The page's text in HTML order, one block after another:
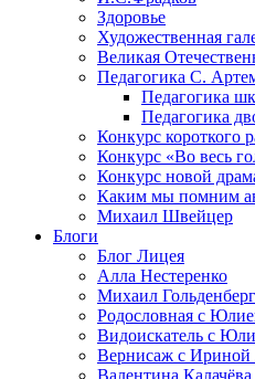
Здоровье
Художественная
Великая
Педагогика С.
Педагогика
Педагогика
Конкурс короткого
Конкурс «Во весь
Конкурс новой
Каким мы помним
Михаил Швейцер
Блоги
Блог Лицея
Алла Нестеренко
Михаил Гольденберг
Родословная с
Видоискатель с
Вернисаж с Ириной